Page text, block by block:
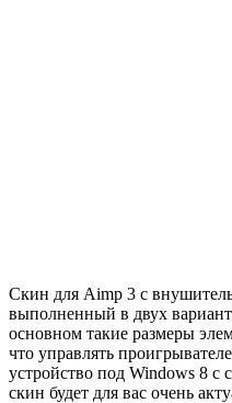
Скин для Aimp 3 с
выполненный в двух
основном такие размеры
что управлять
устройство под Windows 8 с
скин будет для вас очень